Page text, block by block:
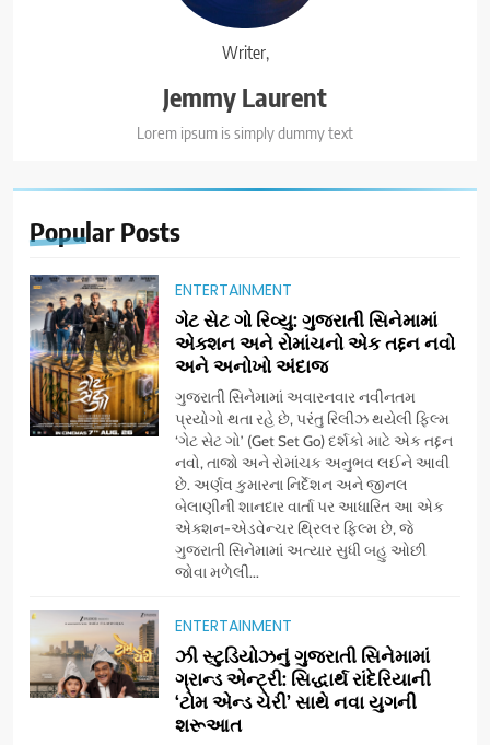
Writer,
Jemmy Laurent
Lorem ipsum is simply dummy text
Popular Posts
ENTERTAINMENT
ગેટ સેટ ગો રિવ્યુ: ગુજરાતી સિનેમામાં
એક્શન અને રોમાંચનો એક તદ્દન નવો
અને અનોખો અંદાજ
ગુજરાતી સિનેમામાં અવારનવાર નવીનતમ
પ્રયોગો થતા રહે છે, પરંતુ રિલીઝ થયેલી ફિલ્મ
‘ગેટ સેટ ગો’ (Get Set Go) દર્શકો માટે એક તદ્દન
નવો, તાજો અને રોમાંચક અનુભવ લઈને આવી
છે. અર્ણવ કુમારના નિર્દેશન અને જીનલ
બેલાણીની શાનદાર વાર્તા પર આધારિત આ એક
એક્શન-એડવેન્ચર થ્રિલર ફિલ્મ છે, જે
ગુજરાતી સિનેમામાં અત્યાર સુધી બહુ ઓછી
જોવા મળેલી...
ENTERTAINMENT
ઝી સ્ટુડિયોઝનું ગુજરાતી સિનેમામાં
ગ્રાન્ડ એન્ટ્રી: સિદ્ધાર્થ રાંદેરિયાની
‘ટોમ એન્ડ ચેરી’ સાથે નવા યુગની
શરૂઆત
5
ડો. મિતાલી નાગ (આર્ક ઇવેન્ટ્સ)
દ્વારા કિશોર કુમારની જન્મજયંતિ
નિમિત્તે સંગીતમય શ્રદ્ધાંજલિ
AHMEDABAD